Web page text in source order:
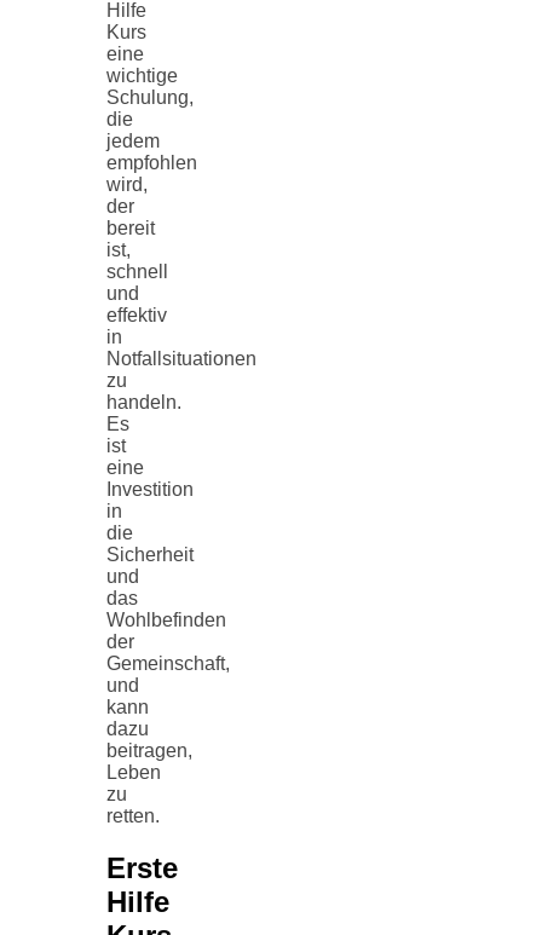
Hilfe
Kurs
eine
wichtige
Schulung,
die
jedem
empfohlen
wird,
der
bereit
ist,
schnell
und
effektiv
in
Notfallsituationen
zu
handeln.
Es
ist
eine
Investition
in
die
Sicherheit
und
das
Wohlbefinden
der
Gemeinschaft,
und
kann
dazu
beitragen,
Leben
zu
retten.
Erste
Hilfe